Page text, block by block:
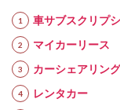
車サブスクリプ
マイカーリース
カーシェアリング
レンタカー